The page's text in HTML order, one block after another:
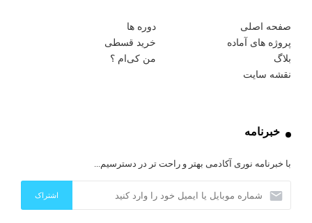
صفحه اصلی
دوره ها
پروژه های آماده
خرید قسطی
بلاگ
من کی‌ام ؟
نقشه سایت
خبرنامه
با خبرنامه نوری آکادمی بهتر و راحت تر در دسترسیم...